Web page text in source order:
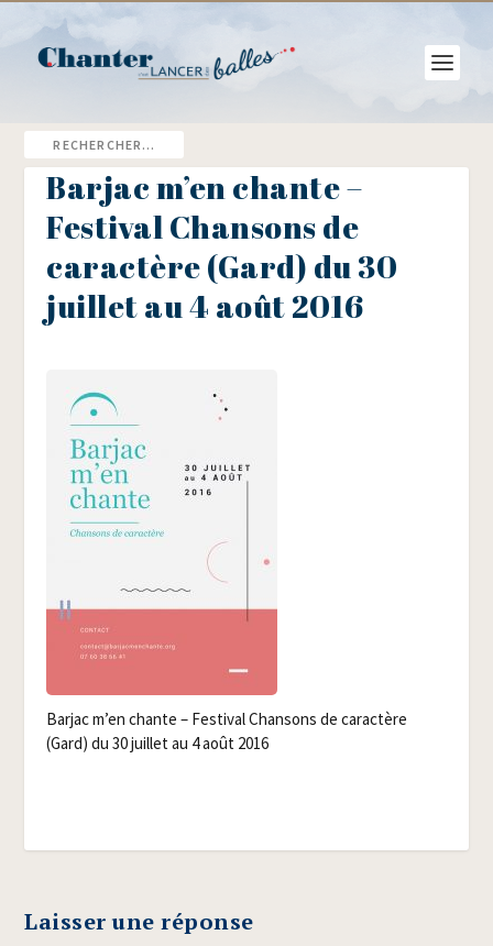
Barjac m’en chante –
Festival Chansons de
caractère (Gard) du 30
juillet au 4 août 2016
Bar­jac m’en chante – Fes­ti­val Chan­sons de carac­tère
(Gard) du 30 juillet au 4 août 2016
Laisser une réponse